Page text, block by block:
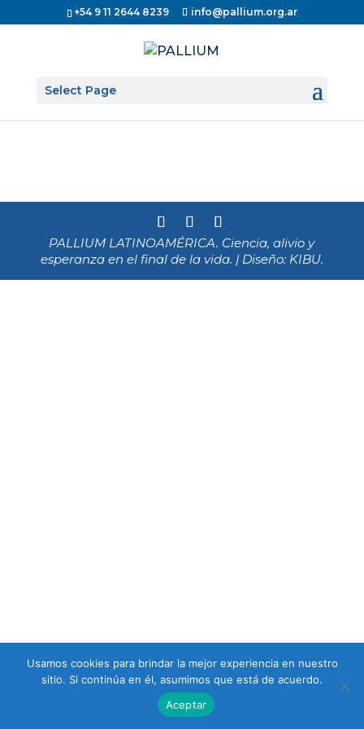
+54 9 11 2644 8239 info@pallium.org.ar
Select Page
PALLIUM LATINOAMÉRICA. Ciencia, alivio y
esperanza en el final de la vida. | Diseño: KIBU.
Usamos cookies para brindar la mejor experiencia en nuestro
sitio. Si continúa en él, asumimos que está de acuerdo.
Aceptar